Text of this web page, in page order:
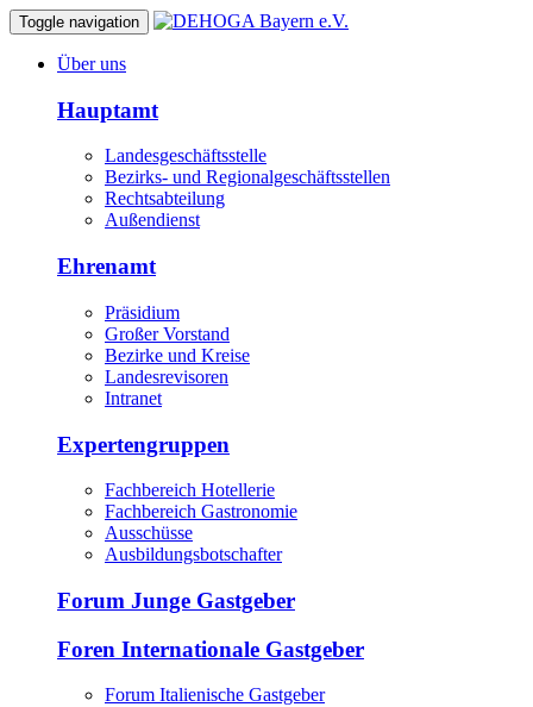
Toggle navigation
Über uns
Hauptamt
Landesgeschäftsstelle
Bezirks- und Regionalgeschäftsstellen
Rechtsabteilung
Außendienst
Ehrenamt
Präsidium
Großer Vorstand
Bezirke und Kreise
Landesrevisoren
Intranet
Expertengruppen
Fachbereich Hotellerie
Fachbereich Gastronomie
Ausschüsse
Ausbildungsbotschafter
Forum Junge Gastgeber
Foren Internationale Gastgeber
Forum Italienische Gastgeber